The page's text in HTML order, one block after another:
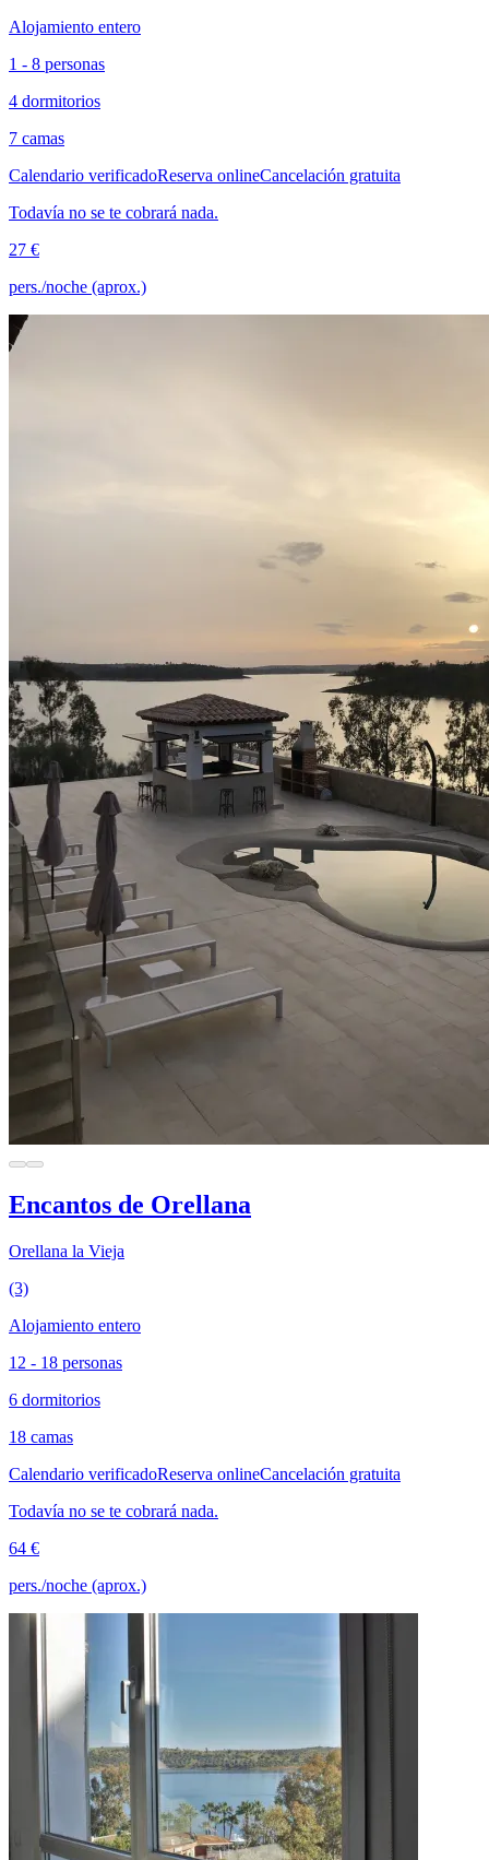
Alojamiento entero
1 - 8 personas
4 dormitorios
7 camas
Calendario verificadoReserva onlineCancelación gratuita
Todavía no se te cobrará nada.
27 €
pers./noche (aprox.)
Encantos de Orellana
Orellana la Vieja
(3)
Alojamiento entero
12 - 18 personas
6 dormitorios
18 camas
Calendario verificadoReserva onlineCancelación gratuita
Todavía no se te cobrará nada.
64 €
pers./noche (aprox.)